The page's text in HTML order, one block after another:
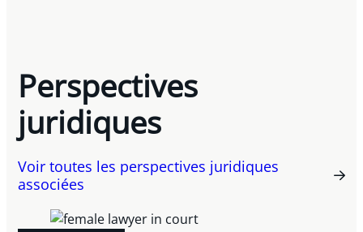
Perspectives
juridiques
Voir toutes les perspectives juridiques
associées